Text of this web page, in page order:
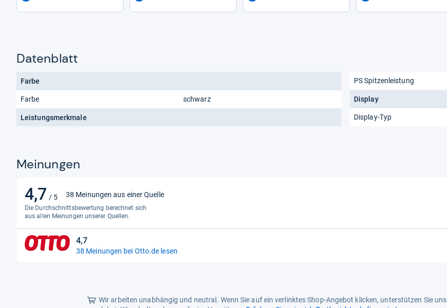
Datenblatt
Farbe
Farbe schwarz
Leistungsmerkmale
PS Spitzenleistung
Display
Display-Typ
Meinungen
4,7 / 5
4,7
von
5
Sternen
38 Meinungen aus einer Quelle
Die Durchschnittsbewertung berechnet sich
aus allen Meinungen unserer Quellen.
4,7
4,7
von
38 Meinungen bei Otto.de lesen
Wir arbeiten unabhängig und neutral. Wenn Sie auf ein verlinktes Shop-Angebot klicken, unterstützen Sie uns